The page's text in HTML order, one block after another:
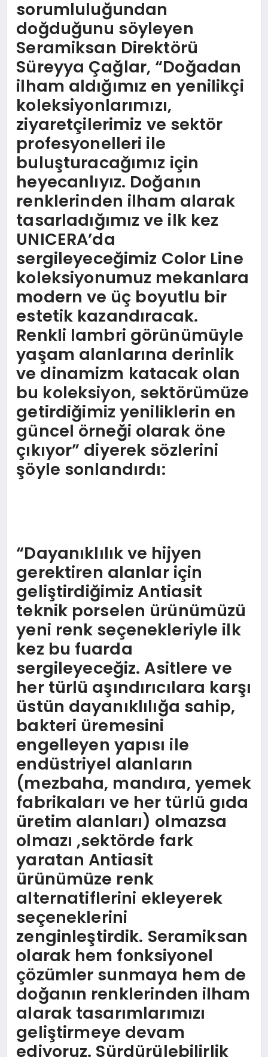
sorumluluğundan
doğduğunu söyleyen
Seramiksan Direktörü
Süreyya Çağlar, “Doğadan
ilham aldığımız en yenilikçi
koleksiyonlarımızı,
ziyaretçilerimiz ve sektör
profesyonelleri ile
buluşturacağımız için
heyecanlıyız. Doğanın
renklerinden ilham alarak
tasarladığımız ve ilk kez
UNICERA’da
sergileyeceğimiz Color Line
koleksiyonumuz mekanlara
modern ve üç boyutlu bir
estetik kazandıracak.
Renkli lambri görünümüyle
yaşam alanlarına derinlik
ve dinamizm katacak olan
bu koleksiyon, sektörümüze
getirdiğimiz yeniliklerin en
güncel örneği olarak öne
çıkıyor” diyerek sözlerini
şöyle sonlandırdı:
“Dayanıklılık ve hijyen
gerektiren alanlar için
geliştirdiğimiz Antiasit
teknik porselen ürünümüzü
yeni renk seçenekleriyle ilk
kez bu fuarda
sergileyeceğiz. Asitlere ve
her türlü aşındırıcılara karşı
üstün dayanıklılığa sahip,
bakteri üremesini
engelleyen yapısı ile
endüstriyel alanların
(mezbaha, mandıra, yemek
fabrikaları ve her türlü gıda
üretim alanları) olmazsa
olmazı ,sektörde fark
yaratan Antiasit
ürünümüze renk
alternatiflerini ekleyerek
seçeneklerini
zenginleştirdik. Seramiksan
olarak hem fonksiyonel
çözümler sunmaya hem de
doğanın renklerinden ilham
alarak tasarımlarımızı
geliştirmeye devam
ediyoruz. Sürdürülebilirlik